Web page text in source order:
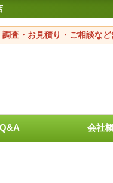
調査・お見積り・ご相談など
会社